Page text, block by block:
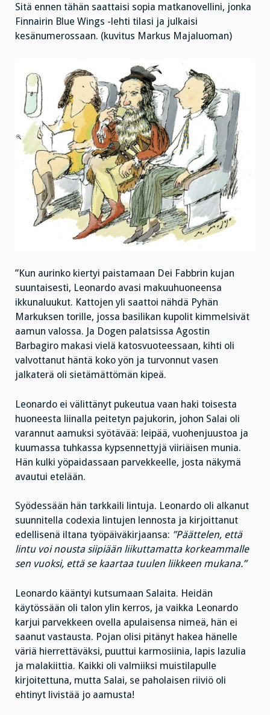
Sitä ennen tähän saattaisi sopia matkanovellini, jonka
Finnairin Blue Wings -lehti tilasi ja julkaisi
kesänumerossaan. (kuvitus Markus Majaluoman)
”Kun aurinko kiertyi paistamaan Dei Fabbrin kujan
suuntaisesti, Leonardo avasi makuuhuoneensa
ikkunaluukut. Kattojen yli saattoi nähdä Pyhän
Markuksen torille, jossa basilikan kupolit kimmelsivät
aamun valossa. Ja Dogen palatsissa Agostin
Barbagiro makasi vielä katosvuoteessaan, kihti oli
valvottanut häntä koko yön ja turvonnut vasen
jalkaterä oli sietämättömän kipeä.
Leonardo ei välittänyt pukeutua vaan haki toisesta
huoneesta liinalla peitetyn pajukorin, johon Salai oli
varannut aamuksi syötävää: leipää, vuohenjuustoa ja
kuumassa tuhkassa kypsennettyjä viiriäisen munia.
Hän kulki yöpaidassaan parvekkeelle, josta näkymä
avautui etelään.
Syödessään hän tarkkaili lintuja. Leonardo oli alkanut
suunnitella codexia lintujen lennosta ja kirjoittanut
edellisenä iltana työpäiväkirjaansa: ”Päättelen, että
lintu voi nousta siipiään liikuttamatta korkeammalle
sen vuoksi, että se kaartaa tuulen liikkeen mukana.”
Leonardo kääntyi kutsumaan Salaita. Heidän
käytössään oli talon ylin kerros, ja vaikka Leonardo
karjui parvekkeen ovella apulaisensa nimeä, hän ei
saanut vastausta. Pojan olisi pitänyt hakea hänelle
väriä hierrettäväksi, puuttui karmosiinia, lapis lazulia
ja malakiittia. Kaikki oli valmiiksi muistilapulle
kirjoitettuna, mutta Salai, se paholaisen riiviö oli
ehtinyt livistää jo aamusta!